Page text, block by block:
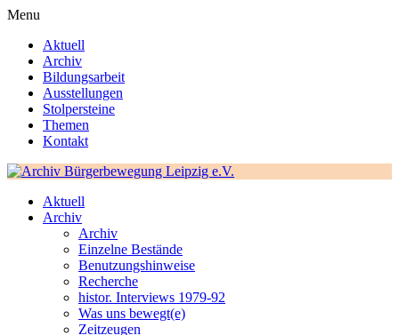
Menu
Aktuell
Archiv
Bildungsarbeit
Ausstellungen
Stolpersteine
Themen
Kontakt
Aktuell
Archiv
Archiv
Einzelne Bestände
Benutzungshinweise
Recherche
histor. Interviews 1979-92
Was uns bewegt(e)
Zeitzeugen